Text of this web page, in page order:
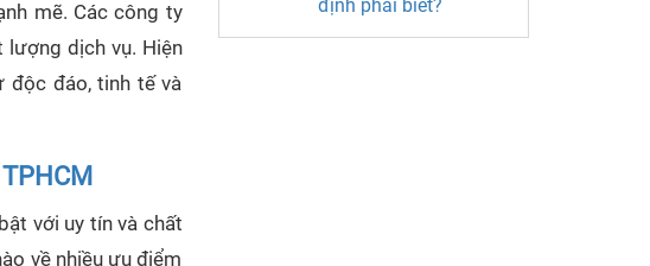
mẽ. Các công ty
lượng dịch vụ. Hiện
độc đáo, tinh tế và
với uy tín và chất
về nhiều ưu điểm
định phải biết?